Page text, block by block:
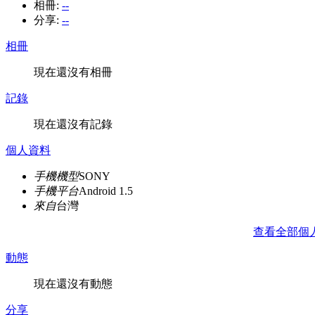
相冊: --
分享: --
相冊
現在還沒有相冊
記錄
現在還沒有記錄
個人資料
手機機型SONY
手機平台Android 1.5
來自台灣
查看全部個
動態
現在還沒有動態
分享